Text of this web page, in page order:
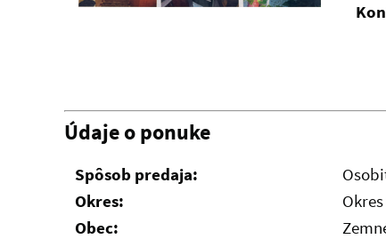
Údaje o ponuke
Spôsob predaja:
Okres:
Obec: